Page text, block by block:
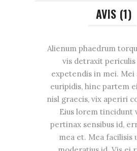
AVIS (1)
Alienum phaedrum
vis detraxit periculis
expetendis in mei. Mei
euripidis, hinc partem
nisl graecis, vix aperiri
Eius lorem tincidunt
pertinax sensibus id,
mea et. Mea facilisis